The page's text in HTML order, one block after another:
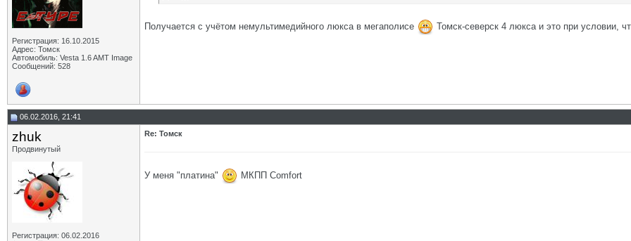
Регистрация: 16.10.2015
Адрес: Томск
Автомобиль: Vesta 1.6 AMT Image
Сообщений: 528
Получается с учётом немультимедийного люкса в мегаполисе Томск-северск 4 люкса и это при условии,
06.02.2016, 21:41
zhuk
Продвинутый
Регистрация: 06.02.2016
Re: Томск
У меня "платина" МКПП Comfort